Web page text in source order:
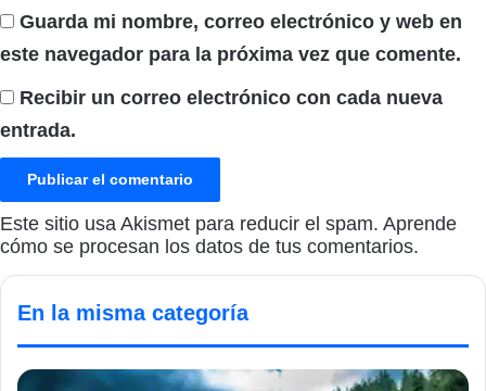
Guarda mi nombre, correo electrónico y web en
este navegador para la próxima vez que comente.
Recibir un correo electrónico con cada nueva
entrada.
Este sitio usa Akismet para reducir el spam. Aprende
cómo se procesan los datos de tus comentarios.
En la misma categoría